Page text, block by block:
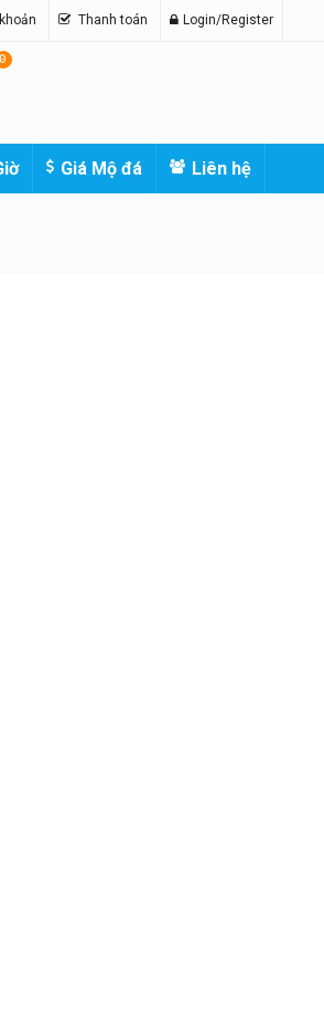
Thanh toán Login/Register
0
Giá Mộ đá Liên hệ